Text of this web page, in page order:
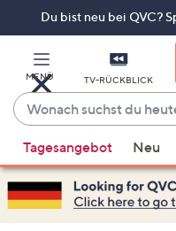
Du bist neu bei QVC?
MENÜ TV-RÜCKBLICK
Wonach
suchst
du
heute?
Vorschläge
verfügbar
sind,
verwenden
Tagesangebot Neu